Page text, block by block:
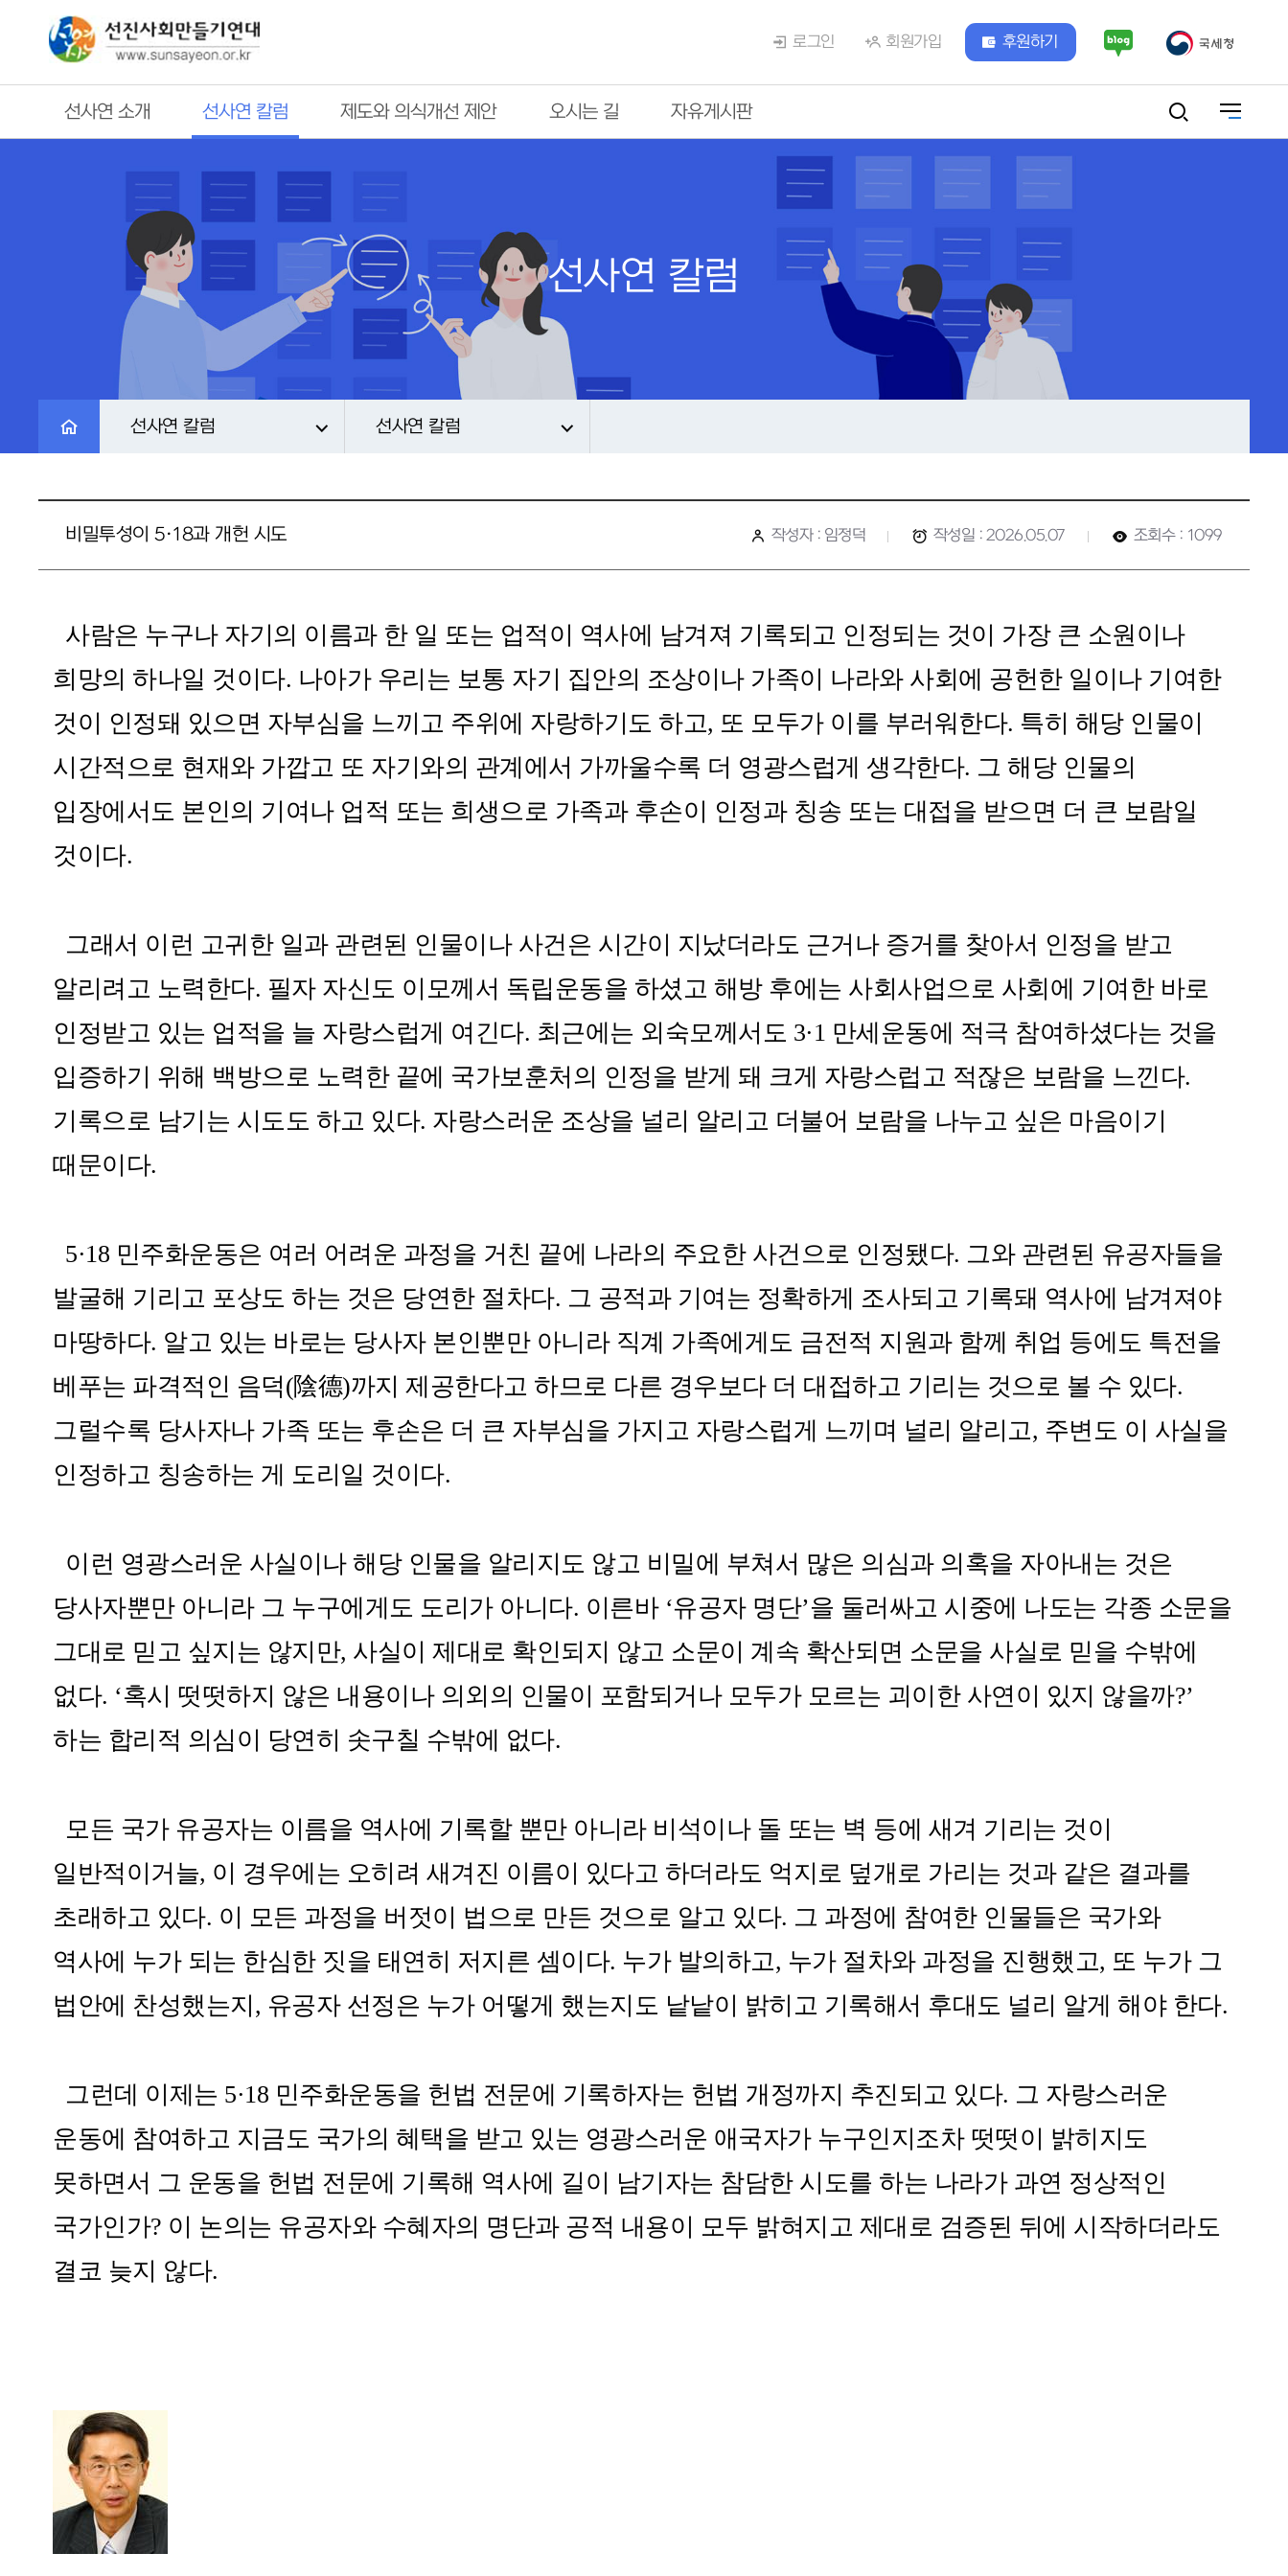
로그인 회원가입 후원하기
선사연 소개 선사연 칼럼 제도와 의식개선 제안 오시는 길 자유게시판
선사연 칼럼
선사연 칼럼 선사연 칼럼
비밀투성이 5·18과 개헌 시도 작성자 : 임정덕 작성일 : 2026.05.07 조회수 : 1099
사람은 누구나 자기의 이름과 한 일 또는 업적이 역사에 남겨져 기록되고 인정되는 것이 가장 큰 소원이나
희망의 하나일 것이다. 나아가 우리는 보통 자기 집안의 조상이나 가족이 나라와 사회에 공헌한 일이나 기여한
것이 인정돼 있으면 자부심을 느끼고 주위에 자랑하기도 하고, 또 모두가 이를 부러워한다. 특히 해당 인물이
시간적으로 현재와 가깝고 또 자기와의 관계에서 가까울수록 더 영광스럽게 생각한다. 그 해당 인물의
입장에서도 본인의 기여나 업적 또는 희생으로 가족과 후손이 인정과 칭송 또는 대접을 받으면 더 큰 보람일
것이다.​
그래서 이런 고귀한 일과 관련된 인물이나 사건은 시간이 지났더라도 근거나 증거를 찾아서 인정을 받고
알리려고 노력한다. 필자 자신도 이모께서 독립운동을 하셨고 해방 후에는 사회사업으로 사회에 기여한 바로
인정받고 있는 업적을 늘 자랑스럽게 여긴다. 최근에는 외숙모께서도 3·1 만세운동에 적극 참여하셨다는 것을
입증하기 위해 백방으로 노력한 끝에 국가보훈처의 인정을 받게 돼 크게 자랑스럽고 적잖은 보람을 느낀다.
기록으로 남기는 시도도 하고 있다. 자랑스러운 조상을 널리 알리고 더불어 보람을 나누고 싶은 마음이기
때문이다.​
5·18 민주화운동은 여러 어려운 과정을 거친 끝에 나라의 주요한 사건으로 인정됐다. 그와 관련된 유공자들을
발굴해 기리고 포상도 하는 것은 당연한 절차다. 그 공적과 기여는 정확하게 조사되고 기록돼 역사에 남겨져야
마땅하다. 알고 있는 바로는 당사자 본인뿐만 아니라 직계 가족에게도 금전적 지원과 함께 취업 등에도 특전을
베푸는 파격적인 음덕(陰德)까지 제공한다고 하므로 다른 경우보다 더 대접하고 기리는 것으로 볼 수 있다.
그럴수록 당사자나 가족 또는 후손은 더 큰 자부심을 가지고 자랑스럽게 느끼며 널리 알리고, 주변도 이 사실을
인정하고 칭송하는 게 도리일 것이다.​
이런 영광스러운 사실이나 해당 인물을 알리지도 않고 비밀에 부쳐서 많은 의심과 의혹을 자아내는 것은
당사자뿐만 아니라 그 누구에게도 도리가 아니다. 이른바 ‘유공자 명단’을 둘러싸고 시중에 나도는 각종 소문을
그대로 믿고 싶지는 않지만, 사실이 제대로 확인되지 않고 소문이 계속 확산되면 소문을 사실로 믿을 수밖에
없다. ‘혹시 떳떳하지 않은 내용이나 의외의 인물이 포함되거나 모두가 모르는 괴이한 사연이 있지 않을까?’
하는 합리적 의심이 당연히 솟구칠 수밖에 없다.​
모든 국가 유공자는 이름을 역사에 기록할 뿐만 아니라 비석이나 돌 또는 벽 등에 새겨 기리는 것이
일반적이거늘, 이 경우에는 오히려 새겨진 이름이 있다고 하더라도 억지로 덮개로 가리는 것과 같은 결과를
초래하고 있다. 이 모든 과정을 버젓이 법으로 만든 것으로 알고 있다. 그 과정에 참여한 인물들은 국가와
역사에 누가 되는 한심한 짓을 태연히 저지른 셈이다. 누가 발의하고, 누가 절차와 과정을 진행했고, 또 누가 그
법안에 찬성했는지, 유공자 선정은 누가 어떻게 했는지도 낱낱이 밝히고 기록해서 후대도 널리 알게 해야 한다.​
그런데 이제는 5·18 민주화운동을 헌법 전문에 기록하자는 헌법 개정까지 추진되고 있다. 그 자랑스러운
운동에 참여하고 지금도 국가의 혜택을 받고 있는 영광스러운 애국자가 누구인지조차 떳떳이 밝히지도
못하면서 그 운동을 헌법 전문에 기록해 역사에 길이 남기자는 참담한 시도를 하는 나라가 과연 정상적인
국가인가? 이 논의는 유공자와 수혜자의 명단과 공적 내용이 모두 밝혀지고 제대로 검증된 뒤에 시작하더라도
결코 늦지 않다.​